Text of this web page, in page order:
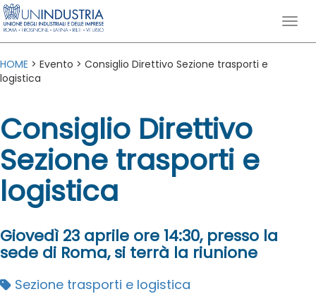
HOME > Evento > Consiglio Direttivo Sezione trasporti e
logistica
Consiglio Direttivo
Sezione trasporti e
logistica
Giovedì 23 aprile ore 14:30, presso la
sede di Roma, si terrà la riunione
Sezione trasporti e logistica